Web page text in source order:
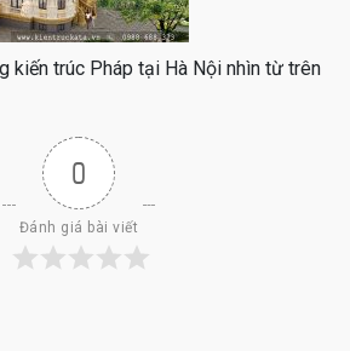
kiến trúc Pháp tại Hà Nội nhìn từ trên
0
Đánh giá bài viết